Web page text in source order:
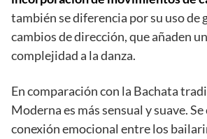
también se diferencia por su uso de
cambios de dirección, que añaden
complejidad a la danza.
En comparación con la Bachata
Moderna es más sensual y suave. Se
conexión emocional entre los